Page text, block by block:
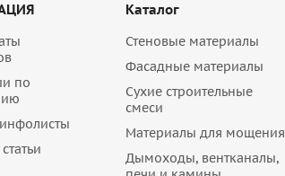
по
Каталог
Стеновые материалы
Фасадные материалы
Сухие строительные
смеси
Материалы для мощения
Дымоходы, вентканалы,